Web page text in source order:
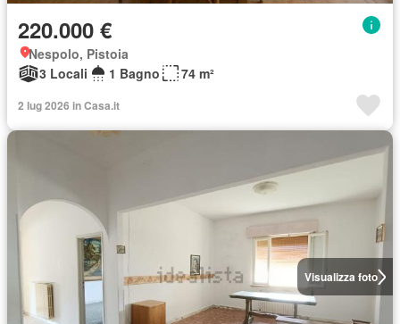
220.000 €
Nespolo, Pistoia
3 Locali
1 Bagno 74 m²
2 lug 2026 in Casa.it
Visualizza foto